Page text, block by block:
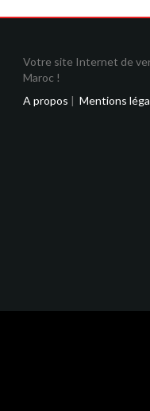
Votre site Internet de
Maroc !
A propos | Mentions